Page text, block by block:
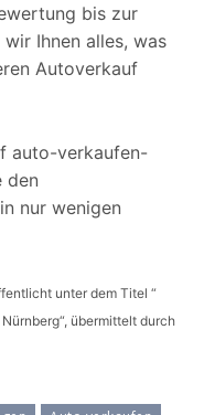
bis zur
Ihnen alles, was
Autoverkauf
auto-verkaufen-
den
nur wenigen
unter dem Titel “
übermittelt durch